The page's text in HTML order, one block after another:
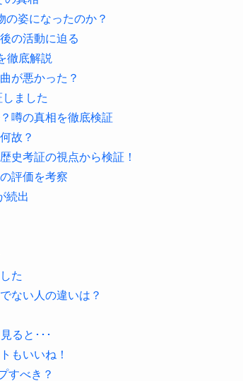
の姿になったのか？
の活動に迫る
徹底解説
が悪かった？
ました
噂の真相を徹底検証
故？
史考証の視点から検証！
評価を考察
続出
た
ない人の違いは？
ると･･･
もいいね！
すべき？